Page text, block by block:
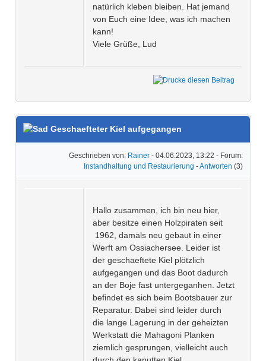
natürlich kleben bleiben. Hat jemand
von Euch eine Idee, was ich machen
kann!
Viele Grüße, Lud
Geschaefteter Kiel aufgegangen
Geschrieben von: Rainer - 04.06.2023, 13:22 - Forum:
Instandhaltung und Restaurierung -Antworten (3)
Hallo zusammen, ich bin neu hier,
aber besitze einen Holzpiraten seit
1962, damals neu gebaut in einer
Werft am Ossiachersee. Leider ist
der geschaeftete Kiel plötzlich
aufgegangen und das Boot dadurch
an der Boje fast untergeganhen. Jetzt
befindet es sich beim Bootsbauer zur
Reparatur. Dabei sind leider durch
die lange Lagerung in der geheizten
Werkstatt die Mahagoni Planken
ziemlich gesprungen, vielleicht auch